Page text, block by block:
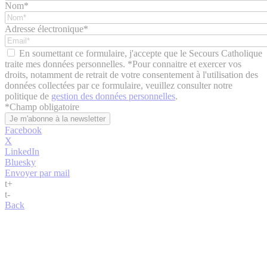
Nom*
Adresse électronique*
En soumettant ce formulaire, j'accepte que le Secours Catholique
traite mes données personnelles. *Pour connaitre et exercer vos
droits, notamment de retrait de votre consentement à l'utilisation des
données collectées par ce formulaire, veuillez consulter notre
politique de gestion des données personnelles.
*Champ obligatoire
Facebook
X
LinkedIn
Bluesky
Envoyer par mail
t+
t-
Back